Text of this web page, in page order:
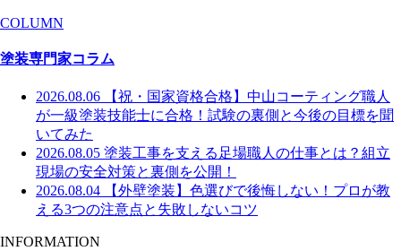
COLUMN
塗装専門家コラム
2026.08.06
【祝・国家資格合格】中山コーティング職人
が一級塗装技能士に合格！試験の裏側と今後の目標を聞
いてみた
2026.08.05 塗装工事を支える足場職人の仕事とは？組立
現場の安全対策と裏側を公開！
2026.08.04
【外壁塗装】色選びで後悔しない！プロが教
える3つの注意点と失敗しないコツ
INFORMATION